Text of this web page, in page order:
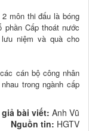
môn thi đấu là bóng
Cấp thoát nước
niệm và quà cho
cán bộ công nhân
hau trong ngành cấp
giả bài viết: Anh Vũ
Nguồn tin: HGTV